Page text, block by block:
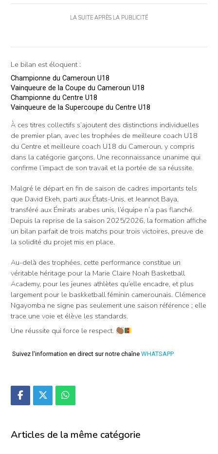
LA SUITE APRÈS LA PUBLICITÉ
Le bilan est éloquent :
Championne du Cameroun U18
Vainqueure de la Coupe du Cameroun U18
Championne du Centre U18
Vainqueure de la Supercoupe du Centre U18
À ces titres collectifs s’ajoutent des distinctions individuelles
de premier plan, avec les trophées de meilleure coach U18
du Centre et meilleure coach U18 du Cameroun, y compris
dans la catégorie garçons. Une reconnaissance unanime qui
confirme l’impact de son travail et la portée de sa réussite.
Malgré le départ en fin de saison de cadres importants tels
que David Ekeh, parti aux États-Unis, et Jeannot Baya,
transféré aux Émirats arabes unis, l’équipe n’a pas flanché.
Depuis la reprise de la saison 2025/2026, la formation affiche
un bilan parfait de trois matchs pour trois victoires, preuve de
la solidité du projet mis en place.
Au-delà des trophées, cette performance constitue un
véritable héritage pour la Marie Claire Noah Basketball
Academy, pour les jeunes athlètes qu’elle encadre, et plus
largement pour le baskketball féminin camerounais. Clémence
Ngayomba ne signe pas seulement une saison référence ; elle
trace une voie et élève les standards.
Une réussite qui force le respect.
Suivez l'information en direct sur notre chaîne WHATSAPP
Articles de la même catégorie